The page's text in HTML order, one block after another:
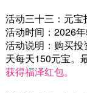
活动三十三：元宝
活动时间：2026
活动说明：购买
天每天150元宝。
获得福泽红包。